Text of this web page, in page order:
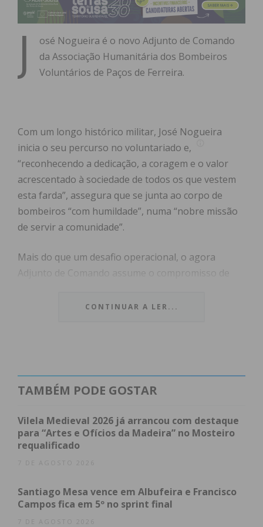
J
osé Nogueira é o novo Adjunto de Comando
da Associação Humanitária dos Bombeiros
Voluntários de Paços de Ferreira.
Com um longo histórico militar, José Nogueira
inicia o seu percurso no voluntariado e,
“reconhecendo a dedicação, a coragem e o valor
acrescentado à sociedade de todos os que vestem
esta farda”, assegura que se junta ao corpo de
bombeiros “com humildade”, numa “nobre missão
de servir a comunidade”.
Mais do que um desafio operacional, o agora
Adjunto de Comando assume o compromisso de
espírito de equipa, contribuindo para a segurança e
“esperanças que amanhã, seremos um pouco mais
fortes do que ontem.”
Subscreva a newsletter do
CONTINUAR A LER...
TAMBÉM PODE GOSTAR
Vilela Medieval 2026 já arrancou com destaque
para “Artes e Ofícios da Madeira” no Mosteiro
requalificado
7 DE AGOSTO 2026
Santiago Mesa vence em Albufeira e Francisco
Campos fica em 5º no sprint final
7 DE AGOSTO 2026